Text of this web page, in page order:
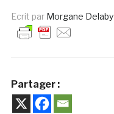
Ecrit par Morgane Delaby
Partager :